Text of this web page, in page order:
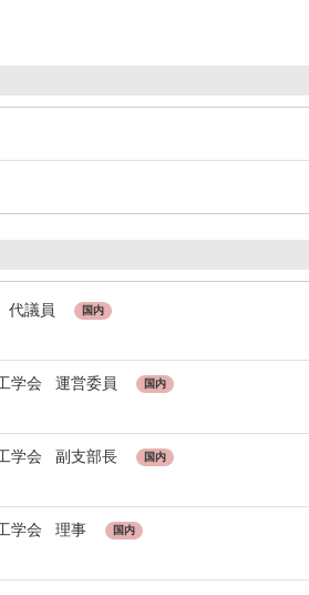
代議員 国内
学会 運営委員 国内
学会 副支部長 国内
工学会 理事 国内